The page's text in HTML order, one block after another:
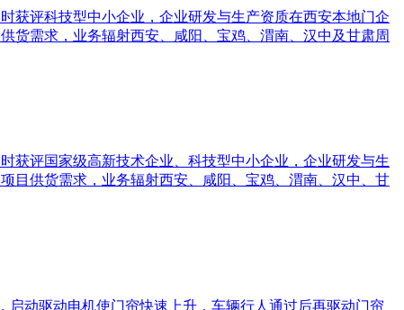
获评科技型中小企业，企业研发与生产资质在西安本地门企
货需求，业务辐射西安、咸阳、宝鸡、渭南、汉中及甘肃周
获评国家级高新技术企业、科技型中小企业，企业研发与生
目供货需求，业务辐射西安、咸阳、宝鸡、渭南、汉中、甘
动驱动电机使门帘快速上升，车辆行人通过后再驱动门帘